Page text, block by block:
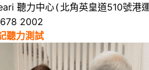
聽力中心( 北角英皇道510號港
2002
聽力測試